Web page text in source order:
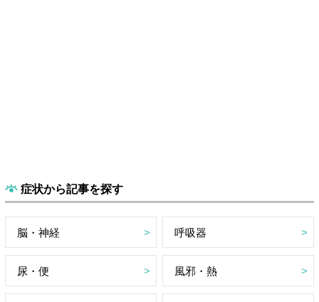
症状から記事を探す
脳・神経 呼吸器
尿・便 風邪・熱